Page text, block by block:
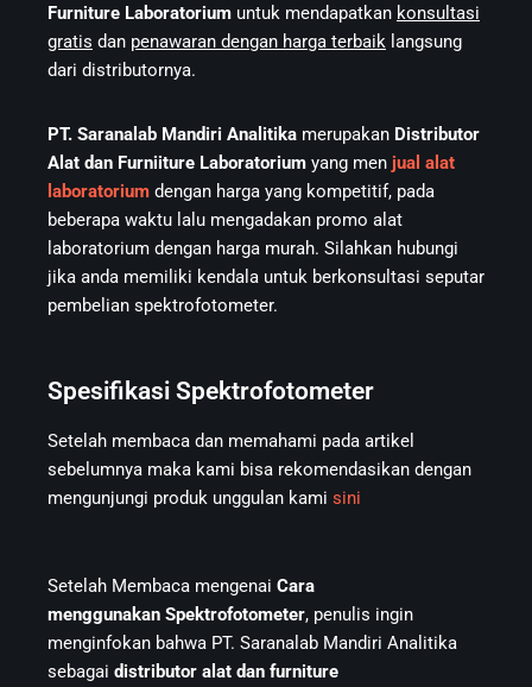
Furniture Laboratorium untuk mendapatkan konsultasi
gratis dan penawaran dengan harga terbaik langsung
dari distributornya.
PT. Saranalab Mandiri Analitika merupakan Distributor
Alat dan Furniiture Laboratorium yang men jual alat
laboratorium dengan harga yang kompetitif, pada
beberapa waktu lalu mengadakan promo alat
laboratorium dengan harga murah. Silahkan hubungi
jika anda memiliki kendala untuk berkonsultasi seputar
pembelian spektrofotometer.
Spesifikasi Spektrofotometer
Setelah membaca dan memahami pada artikel
sebelumnya maka kami bisa rekomendasikan dengan
mengunjungi produk unggulan kami sini
Setelah Membaca mengenai Cara
menggunakan Spektrofotometer, penulis ingin
menginfokan bahwa PT. Saranalab Mandiri Analitika
sebagai distributor alat dan furniture